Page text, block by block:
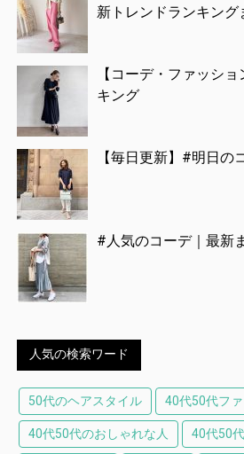
新トレンドランキング
【コーデ・ファッシ
キング
【毎日更新】#明日の
#人気のコーデ｜最新
人気の検索ワード
50代のヘアスタイル 40代50代フ
40代50代のおしゃれな人 40代50